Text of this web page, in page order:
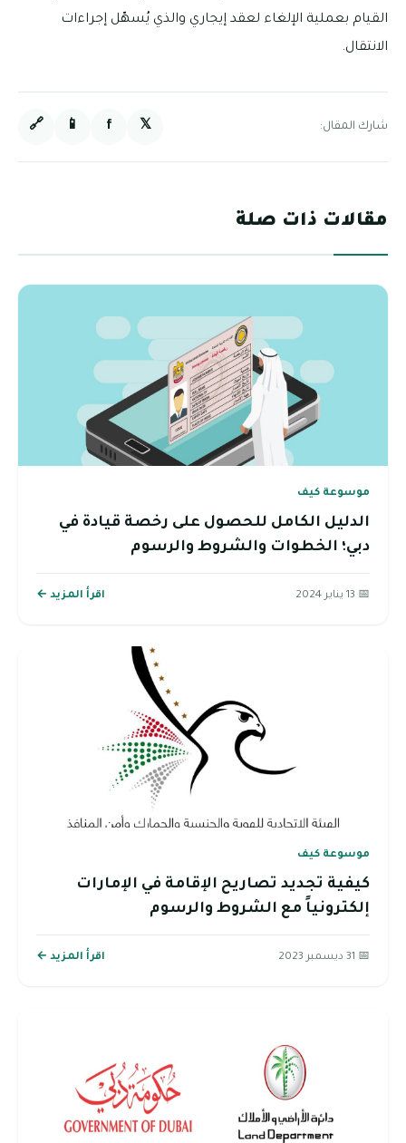
القيام بعملية الإلغاء لعقد إيجاري والذي يُسهّل إجراءات
الانتقال.
شارك المقال: 𝕏
f
📱
🔗
مقالات ذات صلة
موسوعة كيف
الدليل الكامل للحصول على رخصة قيادة في
دبي؛ الخطوات والشروط والرسوم
📅 13 يناير 2024 اقرأ المزيد ←
موسوعة كيف
كيفية تجديد تصاريح الإقامة في الإمارات
إلكترونياً مع الشروط والرسوم
📅 31 ديسمبر 2023 اقرأ المزيد ←